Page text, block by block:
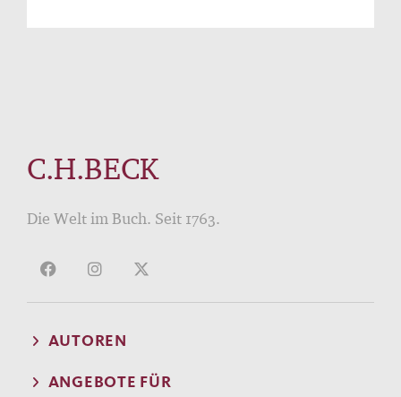
C.H.BECK
Die Welt im Buch. Seit 1763.
AUTOREN
ANGEBOTE FÜR